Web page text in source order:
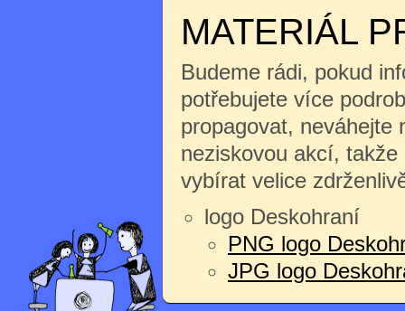
MATERIÁL
Budeme rádi, pokud
potřebujete více
propagovat, neváhejte
neziskovou akcí,
vybírat velice
logo Deskohraní
PNG logo
JPG logo